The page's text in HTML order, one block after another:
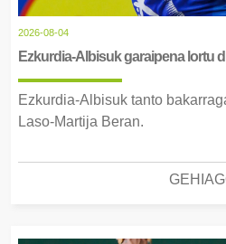
2026-08-04
Ezkurdia-Albisuk garaipena lortu
Ezkurdia-Albisuk tanto
Laso-Martija Beran.